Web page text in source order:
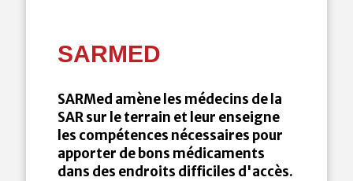
SARMED
SARMed amène les médecins de la
SAR sur le terrain et leur enseigne
les compétences nécessaires pour
apporter de bons médicaments
dans des endroits difficiles d'accès.